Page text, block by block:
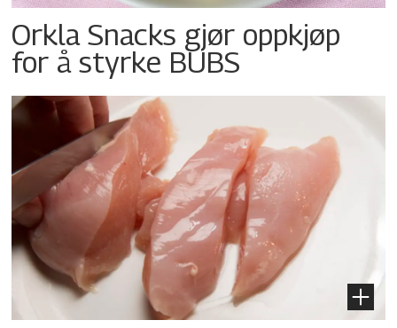
Orkla Snacks gjør oppkjøp
for å styrke BUBS